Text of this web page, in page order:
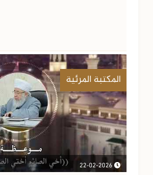
المكتبة المرئية